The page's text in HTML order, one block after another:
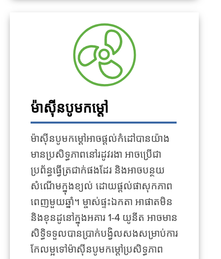
ម៉ាស៊ីនបូមកម្ដៅ
ម៉ាស៊ីនបូមកម្ដៅអាចផ្តល់កំដៅបានយ៉ាង
មានប្រសិទ្ធភាពនៅរដូវរងា អាចប្រើជា
ប្រព័ន្ធធ្វើត្រជាក់ផងដែរ និងអាចបន្ថយ
សំណើមក្នុងខ្យល់ ដោយផ្តល់ផាសុកភាព
ពេញមួយឆ្នាំ។ ម្ចាស់ផ្ទះឯកតា អាផាតមិន
និងខុនដូនៅក្នុងអគារ 1-4 យូនីត អាចមាន
សិទ្ធិទទួលបានប្រាក់បង្វិលសងសម្រាប់ការ
កែលម្អទៅម៉ាស៊ីនបូមកម្ដៅប្រសិទ្ធភាព